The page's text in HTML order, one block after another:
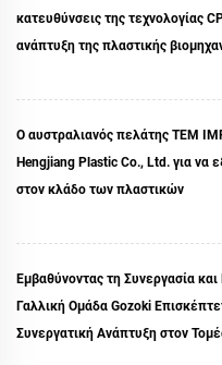
κατευθύνσεις της τεχνολογίας
ανάπτυξη της πλαστικής
Ο αυστραλιανός πελάτης TEM
Hengjiang Plastic Co., Ltd. για να
στον κλάδο των πλαστικών
Εμβαθύνοντας τη Συνεργασία
Γαλλική Ομάδα Gozoki
Συνεργατική Ανάπτυξη στον